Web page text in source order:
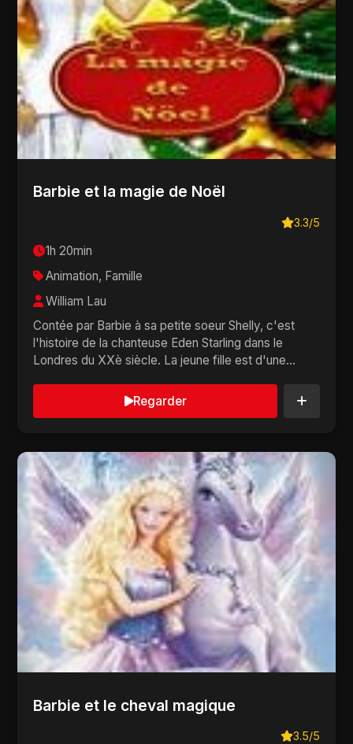
Barbie et la magie de Noël
3.3/5
1h 20min
Animation, Famille
William Lau
Contée par Barbie à sa petite soeur Shelly, c'est
l'histoire de la chanteuse Eden Starling dans le
Londres du XXè siècle. La jeune fille est d'une...
Regarder
Barbie et le cheval magique
3.5/5